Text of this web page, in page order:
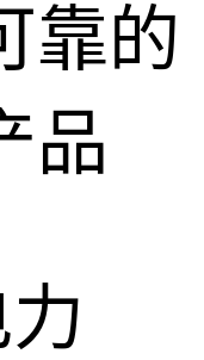
靠的
品